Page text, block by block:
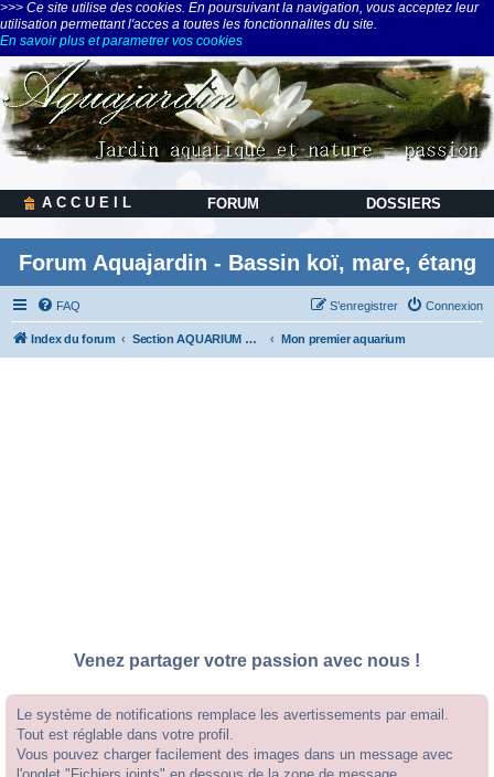
>>> Ce site utilise des cookies. En poursuivant la navigation, vous acceptez leur
utilisation permettant l'acces a toutes les fonctionnalites du site.
En savoir plus et parametrer vos cookies
A C C U E I L FORUM DOSSIERS
Forum Aquajardin - Bassin koï, mare, étang
FAQ Connexion
S’enregistrer
Index du forum Section AQUARIUM & AQUASCAPING Mon premier aquarium
Venez partager votre passion avec nous !
Le système de notifications remplace les avertissements par email.
Tout est réglable dans votre profil.
Vous pouvez charger facilement des images dans un message avec